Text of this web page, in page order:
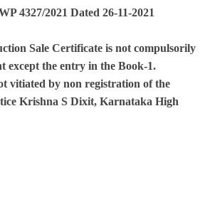
4327/2021 Dated 26-11-2021
Sale Certificate is not compulsorily
except the entry in the Book-1.
vitiated by non registration of the
Krishna S Dixit, Karnataka High